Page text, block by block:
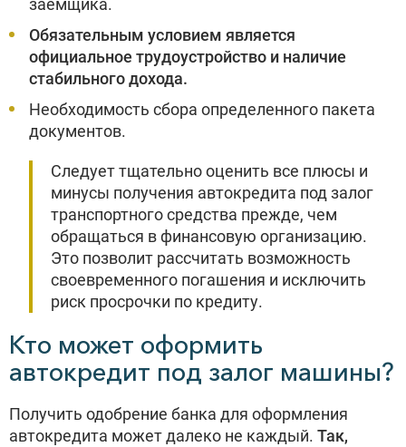
заемщика.
Обязательным условием является
официальное трудоустройство и наличие
стабильного дохода.
Необходимость сбора определенного пакета
документов.
Следует тщательно оценить все плюсы и
минусы получения автокредита под залог
транспортного средства прежде, чем
обращаться в финансовую организацию.
Это позволит рассчитать возможность
своевременного погашения и исключить
риск просрочки по кредиту.
Кто может оформить
автокредит под залог машины?
Получить одобрение банка для оформления
автокредита может далеко не каждый. Так,